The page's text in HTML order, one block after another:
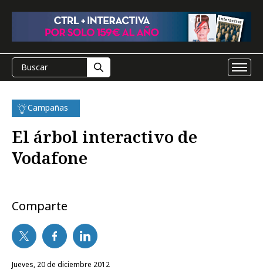
Campañas
El árbol interactivo de
Vodafone
Comparte
jueves, 20 de diciembre 2012